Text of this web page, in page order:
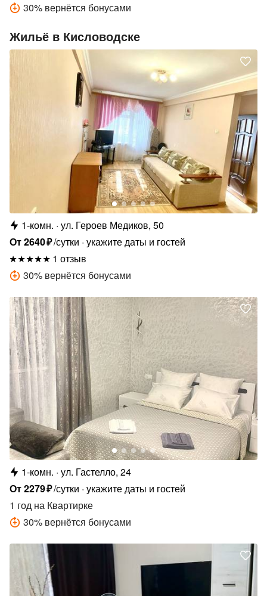
30% вернётся бонусами
Жильё в Кисловодске
1-комн. ул. Героев Медиков, 50
От2640₽/сутки укажите даты и гостей
1 отзыв
30% вернётся бонусами
1-комн. ул. Гастелло, 24
От2279₽/сутки укажите даты и гостей
1 год на Квартирке
30% вернётся бонусами